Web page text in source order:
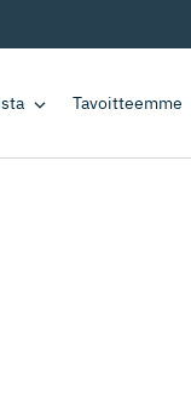
Tavoitteemme